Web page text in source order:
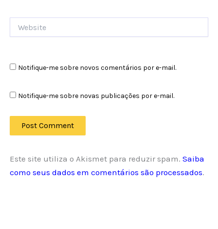
Notifique-me sobre novos comentários por e-mail.
Notifique-me sobre novas publicações por e-mail.
Este site utiliza o Akismet para reduzir spam. Saiba
como seus dados em comentários são processados.